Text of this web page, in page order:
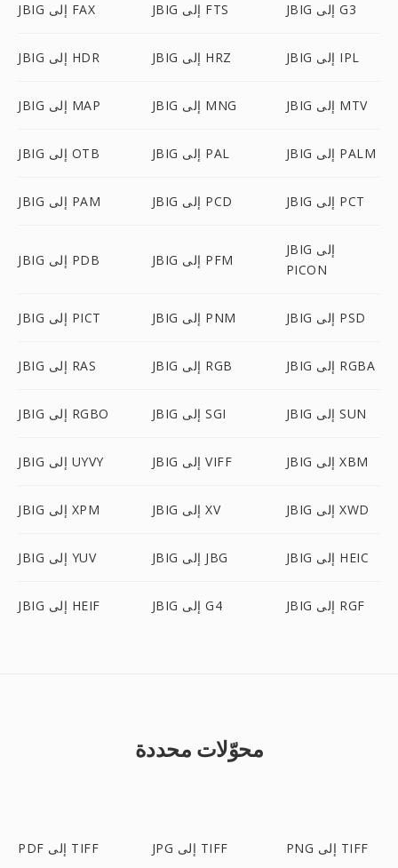
JBIG إلى FAX JBIG إلى FTS JBIG إلى G3
JBIG إلى HDR JBIG إلى HRZ JBIG إلى IPL
JBIG إلى MAP JBIG إلى MNG JBIG إلى MTV
JBIG إلى OTB JBIG إلى PAL JBIG إلى PALM
JBIG إلى PAM JBIG إلى PCD JBIG إلى PCT
JBIG إلى PDB JBIG إلى PFM
JBIG إلى
PICON
JBIG إلى PICT JBIG إلى PNM JBIG إلى PSD
JBIG إلى RAS JBIG إلى RGB JBIG إلى RGBA
JBIG إلى RGBO JBIG إلى SGI JBIG إلى SUN
JBIG إلى UYVY JBIG إلى VIFF JBIG إلى XBM
JBIG إلى XPM JBIG إلى XV JBIG إلى XWD
JBIG إلى YUV JBIG إلى JBG JBIG إلى HEIC
JBIG إلى HEIF JBIG إلى G4 JBIG إلى RGF
محوّلات محددة
PDF إلى TIFF JPG إلى TIFF PNG إلى TIFF